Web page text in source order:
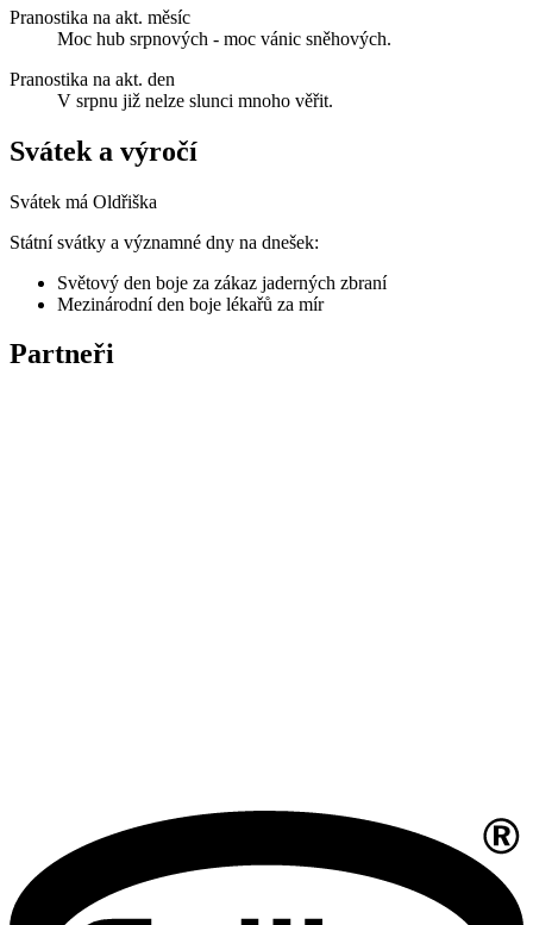
Pranostika na akt. měsíc
Moc hub srpnových - moc vánic sněhových.
Pranostika na akt. den
V srpnu již nelze slunci mnoho věřit.
Svátek a výročí
Svátek má Oldřiška
Státní svátky a významné dny na dnešek:
Světový den boje za zákaz jaderných zbraní
Mezinárodní den boje lékařů za mír
Partneři